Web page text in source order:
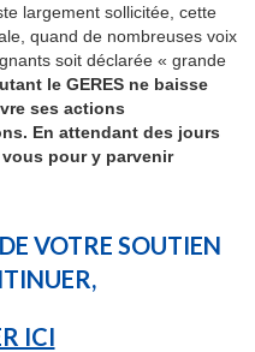
largement sollicitée, cette
quand de nombreuses voix
soit déclarée « grande
le GERES ne baisse
ses actions
En attendant des jours
pour y parvenir
VOTRE SOUTIEN
ICI